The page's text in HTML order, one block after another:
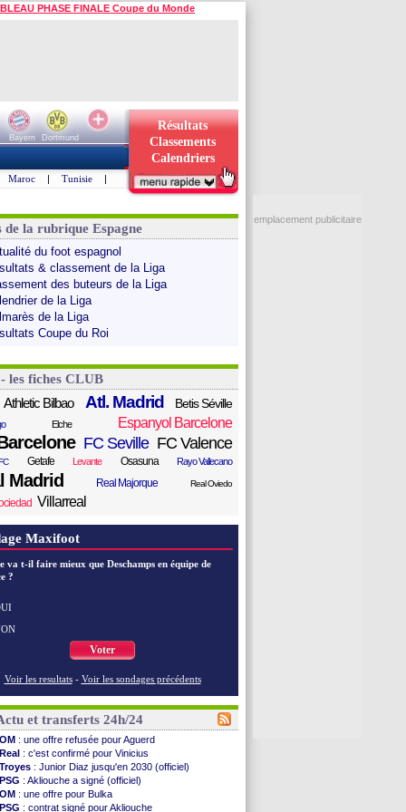
PHASE FINALE Coupe du Monde
Bayern
Dortmund
Résultats
Classements
Calendriers
Maroc | Tunisie |
de la rubrique Espagne
du foot espagnol
& classement de la Liga
des buteurs de la Liga
de la Liga
de la Liga
Coupe du Roi
les fiches CLUB
Athletic Bilbao Atl. Madrid Betis Séville
Elche Espanyol Barcelone
FC Seville FC Valence
Getafe Levante Osasuna Rayo Vallecano
Madrid Real Majorque Real Oviedo
Villarreal
Maxifoot
va t-il faire mieux que Deschamps en équipe de
?
Voter
Voir les resultats - Voir les sondages précédents
et transferts 24h/24
OM : une offre refusée pour Aguerd
Real : c'est confirmé pour Vinicius
Troyes : Junior Diaz jusqu'en 2030 (officiel)
PSG : Akliouche a signé (officiel)
OM : une offre pour Bulka
PSG : contrat signé pour Akliouche
emplacement publicitaire